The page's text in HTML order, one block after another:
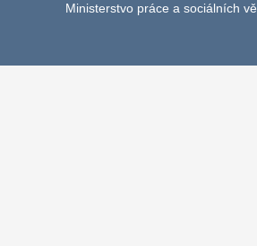
Ministerstvo práce a sociálních